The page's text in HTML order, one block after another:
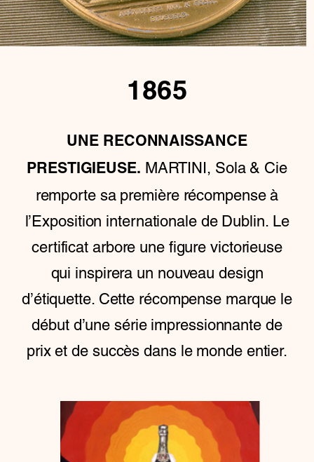
1865
UNE RECONNAISSANCE
PRESTIGIEUSE. MARTINI, Sola & Cie
remporte sa première récompense à
l’Exposition internationale de Dublin. Le
certificat arbore une figure victorieuse
qui inspirera un nouveau design
d’étiquette. Cette récompense marque le
début d’une série impressionnante de
prix et de succès dans le monde entier.